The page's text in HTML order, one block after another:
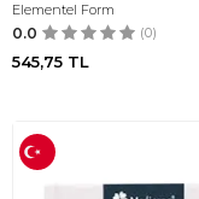
Elementel Form
0.0 (0)
545,75 TL